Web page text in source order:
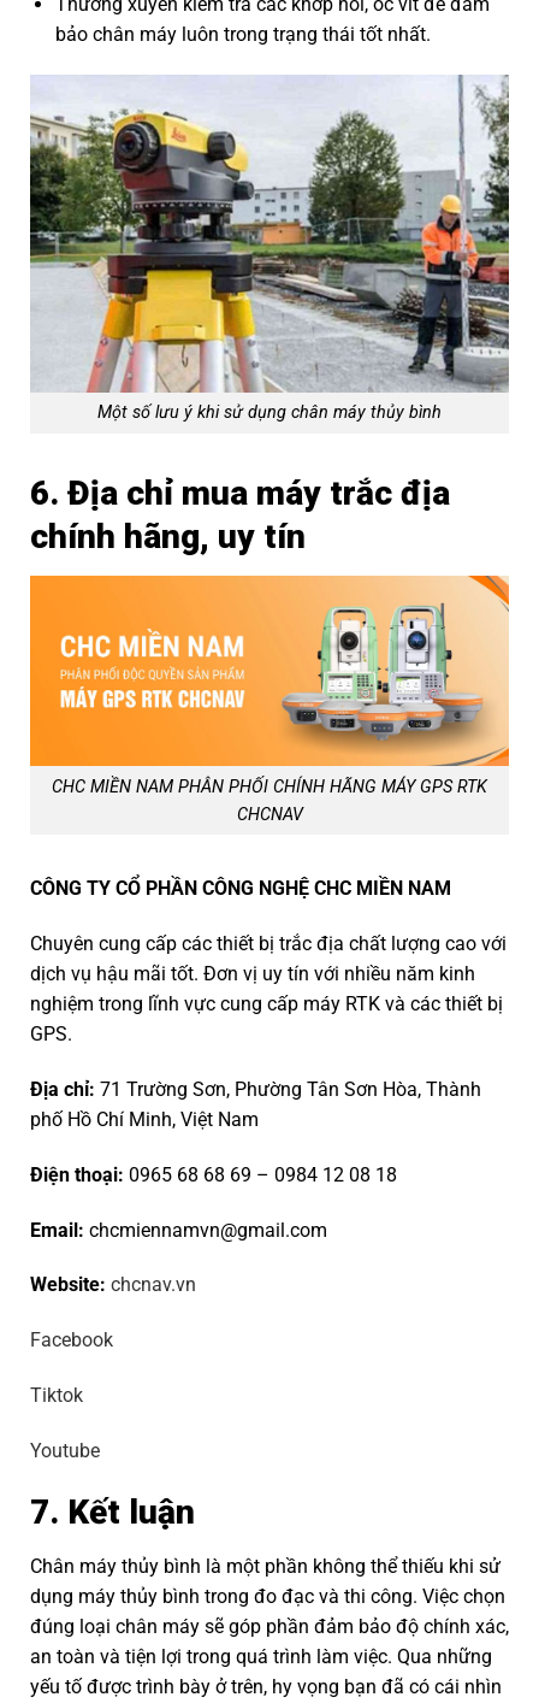
bảo chân máy luôn trong trạng thái tốt nhất.
Một số lưu ý khi sử dụng chân máy thủy bình
6. Địa chỉ mua máy trắc địa
chính hãng, uy tín
CHC MIỀN NAM PHÂN PHỐI CHÍNH HÃNG MÁY GPS RTK
CHCNAV
CÔNG TY CỔ PHẦN CÔNG NGHỆ CHC MIỀN NAM
Chuyên cung cấp các thiết bị trắc địa chất lượng cao với
dịch vụ hậu mãi tốt. Đơn vị uy tín với nhiều năm kinh
nghiệm trong lĩnh vực cung cấp máy RTK và các thiết bị
GPS.
Địa chỉ: 71 Trường Sơn, Phường Tân Sơn Hòa, Thành
phố Hồ Chí Minh, Việt Nam
Điện thoại: 0965 68 68 69 – 0984 12 08 18
Email: chcmiennamvn@gmail.com
Website: chcnav.vn
Facebook
Tiktok
Youtube
7. Kết luận
Chân máy thủy bình là một phần không thể thiếu khi sử
dụng máy thủy bình trong đo đạc và thi công. Việc chọn
đúng loại chân máy sẽ góp phần đảm bảo độ chính xác,
an toàn và tiện lợi trong quá trình làm việc. Qua những
yếu tố được trình bày ở trên, hy vọng bạn đã có cái nhìn